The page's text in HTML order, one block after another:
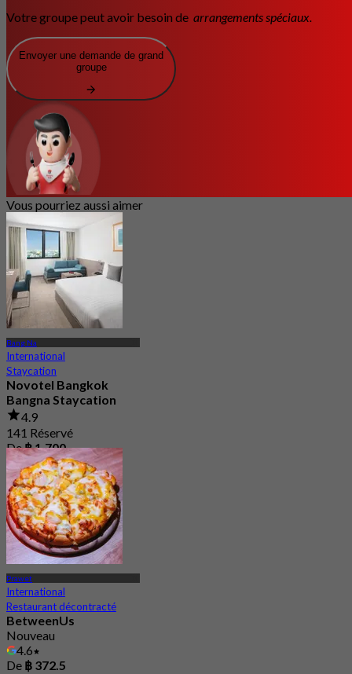
Votre groupe peut avoir besoin de arrangements spéciaux.
Envoyer une demande de grand
groupe
Vous pourriez aussi aimer
Bang Na
International
Staycation
Novotel Bangkok
Bangna Staycation
4.9
141 Réservé
De฿ 1,700
Prawet
International
Restaurant décontracté
BetweenUs
Nouveau
4.6
De ฿ 372.5